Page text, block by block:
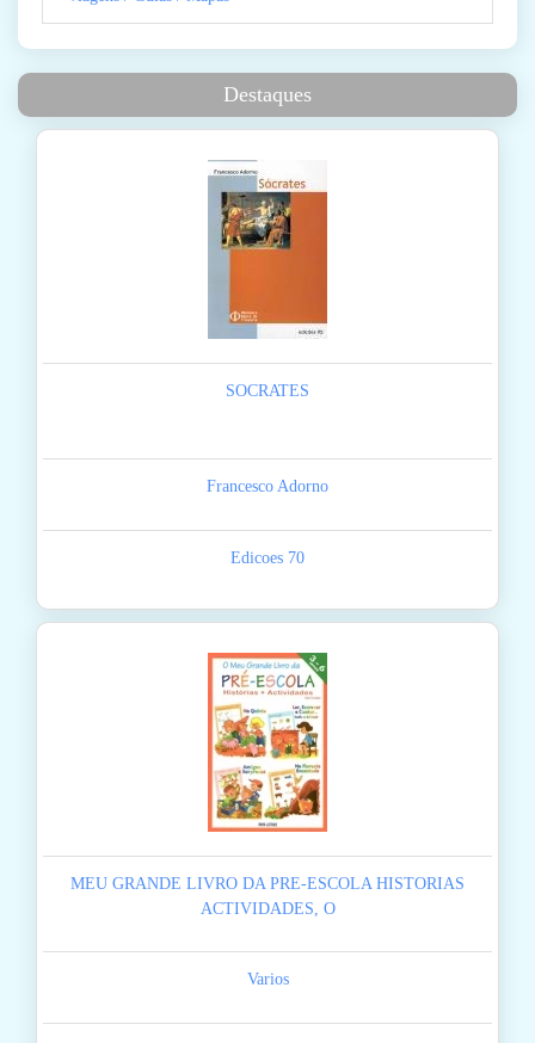
Destaques
SOCRATES
Francesco Adorno
Edicoes 70
MEU GRANDE LIVRO DA PRE-ESCOLA HISTORIAS
ACTIVIDADES, O
Varios